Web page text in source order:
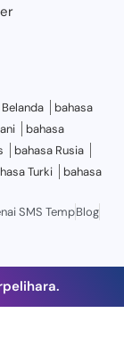
Belanda
bahasa
bahasa
bahasa Rusia
Turki
bahasa
SMS TempBlog